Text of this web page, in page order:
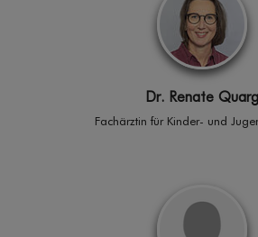
Dr. Renate Quarg
Fachärztin für Kinder- und